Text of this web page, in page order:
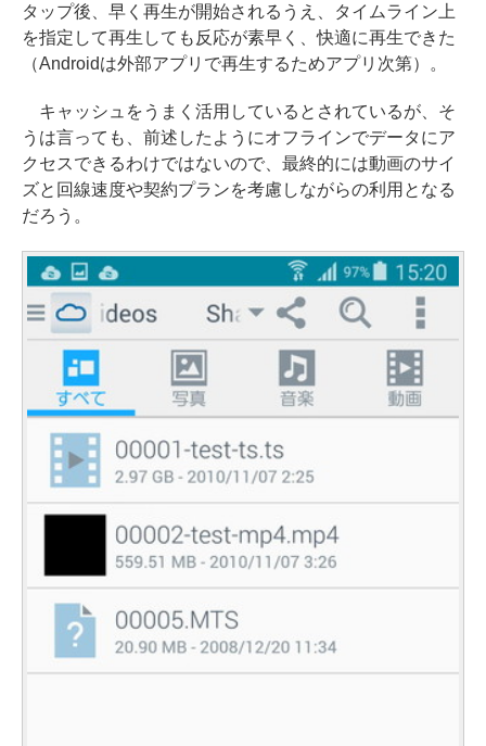
タップ後、早く再生が開始されるうえ、タイムライン上
を指定して再生しても反応が素早く、快適に再生できた
（Androidは外部アプリで再生するためアプリ次第）。
キャッシュをうまく活用しているとされているが、そ
うは言っても、前述したようにオフラインでデータにア
クセスできるわけではないので、最終的には動画のサイ
ズと回線速度や契約プランを考慮しながらの利用となる
だろう。